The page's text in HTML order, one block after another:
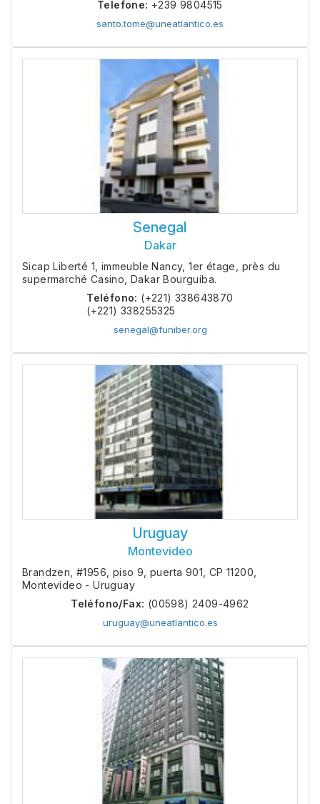
Telefone: +239 9804515
santo.tome@uneatlantico.es
Senegal
Dakar
Sicap Liberté 1, immeuble Nancy, 1er étage, près du
supermarché Casino, Dakar Bourguiba.
Teléfono: (+221) 338643870
(+221) 338255325
senegal@funiber.org
Uruguay
Montevideo
Brandzen, #1956, piso 9, puerta 901, CP 11200,
Montevideo - Uruguay
Teléfono/Fax: (00598) 2409-4962
uruguay@uneatlantico.es